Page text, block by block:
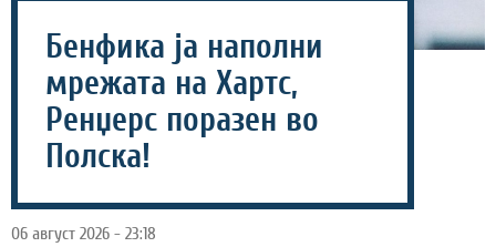
Бенфика ја наполни
мрежата на Хартс,
Ренџерс поразен во
Полска!
06 август 2026 - 23:18